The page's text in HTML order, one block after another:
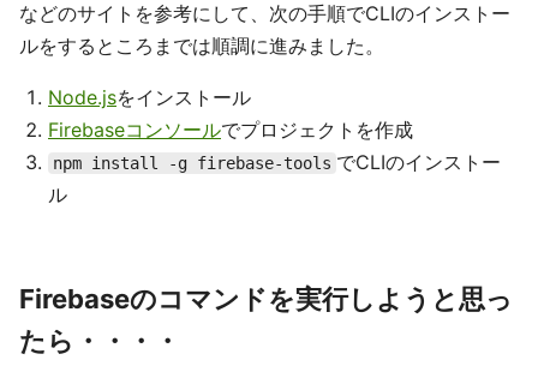
などのサイトを参考にして、次の手順でCLIのインストー
ルをするところまでは順調に進みました。
Node.jsをインストール
Firebaseコンソールでプロジェクトを作成
npm install -g firebase-tools でCLIのインストー
ル
Firebaseのコマンドを実行しようと思っ
たら・・・・